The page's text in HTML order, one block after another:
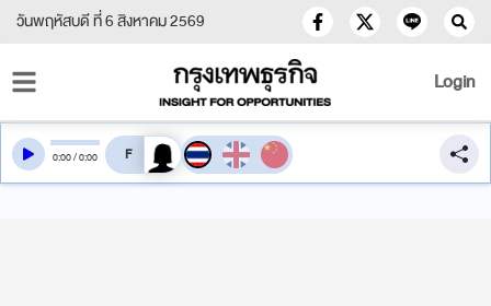
วันพฤหัสบดี ที่ 6 สิงหาคม 2569
Login
0:00/0:00 สลับเสียงอ่าน